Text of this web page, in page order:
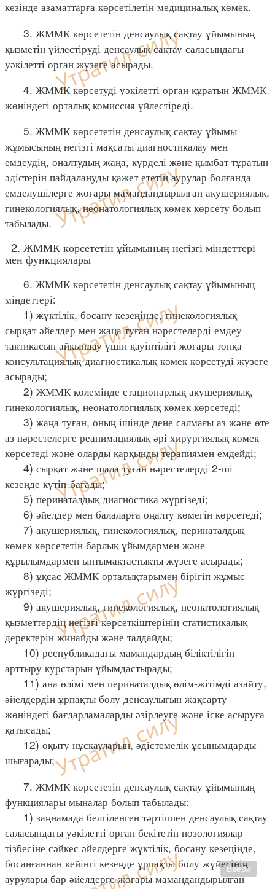
кезінде азаматтарға көрсетілетін медициналық көмек.
3. ЖММК көрсететін денсаулық сақтау ұйымының
қызметін үйлестіруді денсаулық сақтау саласындағы
уәкілетті орган жүзеге асырады.
4. ЖММК көрсетуді уәкілетті орган құратын ЖММК
жөніндегі орталық комиссия үйлестіреді.
5. ЖММК көрсететін денсаулық сақтау ұйымы
жұмысының негізгі мақсаты диагностикалау мен
емдеудің, оңалтудың жаңа, күрделі және қымбат тұратын
әдістерін пайдалануды қажет ететін аурулар болғанда
емделушілерге жоғары мамандандырылған акушериялық,
гинекологиялық, неонатологиялық көмек көрсету болып
табылады.
2. ЖММК көрсететін ұйымының негізгі міндеттері
мен функциялары
6. ЖММК көрсететін денсаулық сақтау ұйымының
міндеттері:
1) жүктілік, босану кезеңінде, гинекологиялық
сырқат әйелдер мен жаңа туған нәрестелерді емдеу
тактикасын айқындау үшін қауіптілігі жоғары топқа
консультациялық-диагностикалық көмек көрсетуді жүзеге
асырады;
2) ЖММК көлемінде стационарлық акушериялық,
гинекологиялық, неонатологиялық көмек көрсетеді;
3) жаңа туған, оның ішінде дене салмағы аз және өте
аз нәрестелерге реанимациялық әрі хирургиялық көмек
көрсетеді және оларды қарқынды терапиямен емдейді;
4) сырқат және шала туған нәрестелерді 2-ші
кезеңде күтіп-бағады;
5) перинаталдық диагностика жүргізеді;
6) әйелдер мен балаларға оңалту көмегін көрсетеді;
7) акушериялық, гинекологиялық, перинаталдық
көмек көрсететін барлық ұйымдармен және
құрылымдармен ынтымақтастықты жүзеге асырады;
8) ұқсас ЖММК орталықтарымен бірігіп жұмыс
жүргізеді;
9) акушериялық, гинекологиялық, неонатологиялық
қызметтердің негізгі көрсеткіштерінің статистикалық
деректерін жинайды және талдайды;
10) республикадағы мамандардың біліктілігін
арттыру курстарын ұйымдастырады;
11) ана өлімі мен перинаталдық өлім-жітімді азайту,
әйелдердің ұрпақты болу денсаулығын жақсарту
жөніндегі бағдарламаларды әзірлеуге және іске асыруға
қатысады;
12) оқыту нұсқауларын, әдістемелік ұсынымдарды
шығарады;
7. ЖММК көрсететін денсаулық сақтау ұйымының
функциялары мыналар болып табылады:
1) заңнамада белгіленген тәртіппен денсаулық сақтау
саласындағы уәкілетті орган бекітетін нозологиялар
тізбесіне сәйкес әйелдерге жүктілік, босану кезеңінде,
босанғаннан кейінгі кезеңде ұрпақты болу жүйесінің
аурулары бар әйелдерге жоғары мамандандырылған
Вверх